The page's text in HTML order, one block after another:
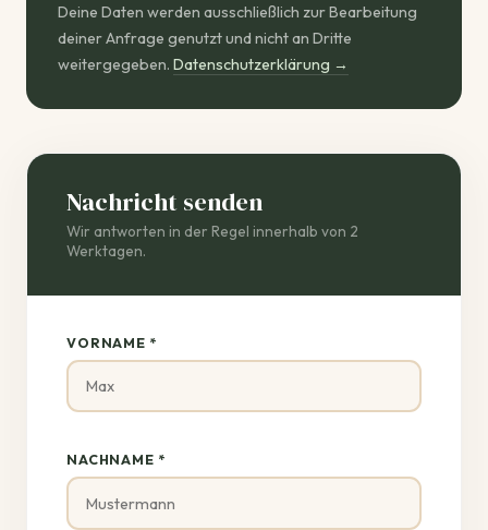
Deine Daten werden ausschließlich zur Bearbeitung
deiner Anfrage genutzt und nicht an Dritte
weitergegeben. Datenschutzerklärung →
Nachricht senden
Wir antworten in der Regel innerhalb von 2
Werktagen.
VORNAME *
NACHNAME *